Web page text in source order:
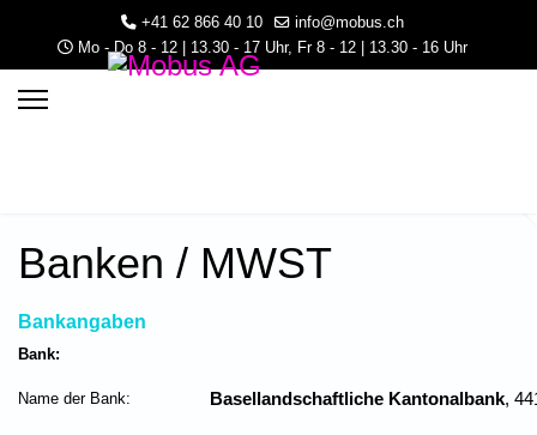
+41 62 866 40 10
info@mobus.ch
Mo - Do 8 - 12 | 13.30 - 17 Uhr, Fr 8 - 12 | 13.30 - 16 Uhr
Banken / MWST
Bankangaben
Bank:
Name der Bank: Basellandschaftliche Kantonalbank,
- 16 Uhr